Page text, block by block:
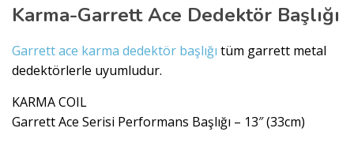
Karma-Garrett Ace Dedektör Başlığı
Garrett ace karma dedektör başlığı tüm garrett metal
dedektörlerle uyumludur.
KARMA COIL
Garrett Ace Serisi Performans Başlığı – 13″ (33cm)